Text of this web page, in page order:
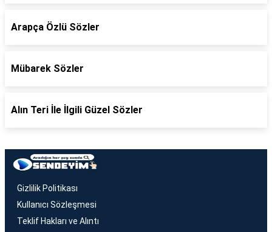
Arapça Özlü Sözler
Mübarek Sözler
Alın Teri İle İlgili Güzel Sözler
Gizlilik Politikası
Kullanıcı Sözleşmesi
Teklif Hakları ve Alıntı